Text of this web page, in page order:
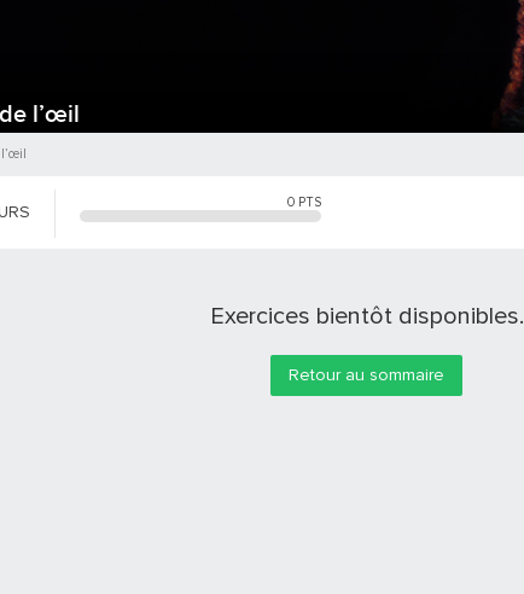
l’œil
l’œil
0 PTS
Exercices bientôt disponibles.
Retour au sommaire